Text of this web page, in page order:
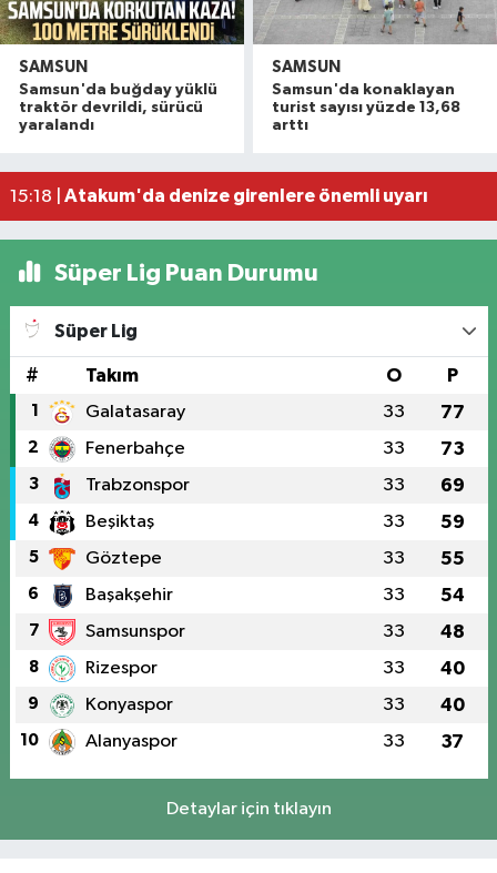
SAMSUN
Samsun'da buğday yüklü
traktör devrildi, sürücü
yaralandı
SAMSUN
Samsun'da konaklayan
turist sayısı yüzde 13,68
arttı
19:58 |Havza'da 11 yıl 8 ay hapis cezasıyla aranan
16:49 |Dron saldırısına uğrayan geminin içi
16:40 | Samsunspor’dan Kasımpaşa karşısında ilk
15:18 | Atakum'da denize girenlere önemli uyarı
Süper Lig Puan Durumu
Süper Lig
# Takım O P
1 Galatasaray 33 77
2 Fenerbahçe 33 73
3 Trabzonspor 33 69
4 Beşiktaş 33 59
5 Göztepe 33 55
6 Başakşehir 33 54
7 Samsunspor 33 48
8 Rizespor 33 40
9 Konyaspor 33 40
10 Alanyaspor 33 37
Detaylar için tıklayın